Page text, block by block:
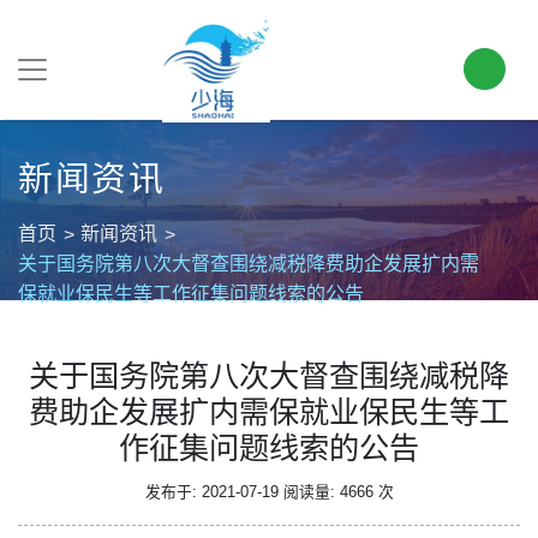
新闻资讯
首页
新闻资讯
关于国务院第八次大督查围绕减税降费助企发展扩内需
保就业保民生等工作征集问题线索的公告
关于国务院第八次大督查围绕减税降
费助企发展扩内需保就业保民生等工
作征集问题线索的公告
发布于: 2021-07-19 阅读量: 4666 次